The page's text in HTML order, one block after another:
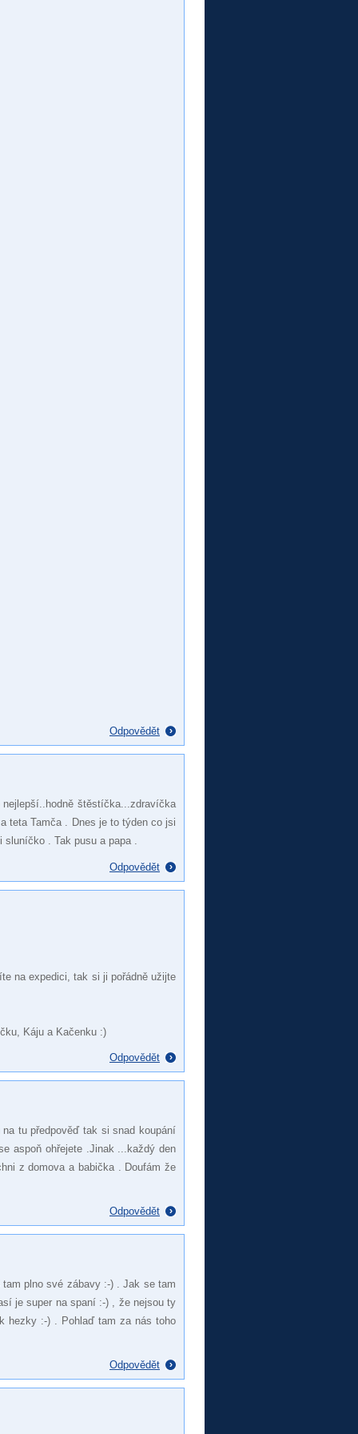
Odpovědět
štěstíčka...zdravíčka
teta Tamča . Dnes je to týden co jsi
sluníčko . Tak pusu a papa .
Odpovědět
na expedici, tak si ji pořádně užijte
Káju a Kačenku :)
Odpovědět
tu předpověď tak si snad koupání
aspoň ohřejete .Jinak ...každý den
z domova a babička . Doufám že
Odpovědět
plno své zábavy :-) . Jak se tam
je super na spaní :-) , že nejsou ty
hezky :-) . Pohlaď tam za nás toho
Odpovědět